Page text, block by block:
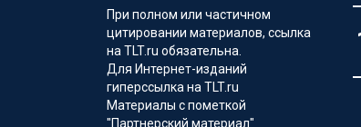
При полном или частичном
цитировании материалов, ссылка
на TLT.ru обязательна.
Для Интернет-изданий
гиперссылка на TLT.ru
Материалы с пометкой
"Партнерский материал"